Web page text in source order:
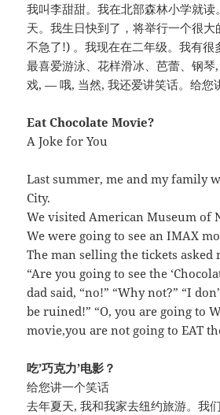
我叫李甜甜。我在北部森林小学就读
天。我生日快到了，将举行一个很
不急了!) 。我现在在二年级。我有很
最喜爱游泳、花样滑冰、芭蕾、钢
戏, — 哦, 当然, 我还爱讲笑话。给您
Eat Chocolate Movie?
A Joke for You
Last summer, me and my family
City.
We visited American Museum of
We were going to see an IMAX
The man selling the tickets asked
“Are you going to see the
dad said, “no!” “Why not?” “I
be ruined!” “O, you are going to
movie,you are not going to EAT
吃’巧克力’电影？
给您讲一个笑话
去年夏天, 我和我家去纽约旅游。我